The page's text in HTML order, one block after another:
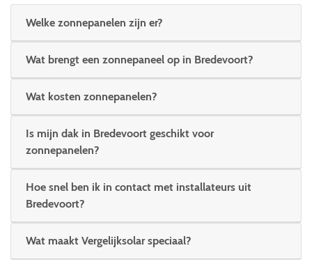
Welke zonnepanelen zijn er?
Wat brengt een zonnepaneel op in Bredevoort?
Wat kosten zonnepanelen?
Is mijn dak in Bredevoort geschikt voor
zonnepanelen?
Hoe snel ben ik in contact met installateurs uit
Bredevoort?
Wat maakt Vergelijksolar speciaal?